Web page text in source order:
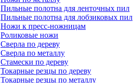
Пильные полотна для ленточных пил
Пильные полотна для лобзиковых пил
Ножи к пресс-ножницам
Роликовые ножи
Сверла по дереву
Сверла по металлу
Стамески по дереву
Токарные резцы по дереву
Токарные резцы по металлу